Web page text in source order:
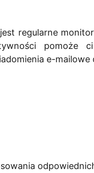
regularne
pomoże
e-